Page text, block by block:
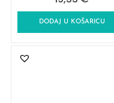
DODAJ U KOŠARICU